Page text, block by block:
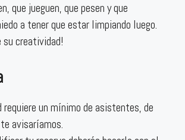
que jueguen, que pesen y que
a tener que estar limpiando luego.
su creatividad!
un mínimo de asistentes, de
avisaríamos.